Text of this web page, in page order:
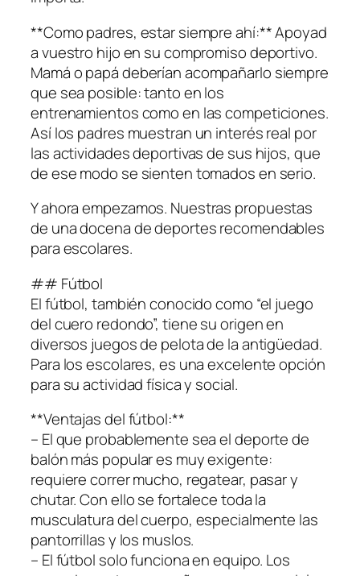
**Como padres, estar siempre ahí:** Apoyad
a vuestro hijo en su compromiso deportivo.
Mamá o papá deberían acompañarlo siempre
que sea posible: tanto en los
entrenamientos como en las competiciones.
Así los padres muestran un interés real por
las actividades deportivas de sus hijos, que
de ese modo se sienten tomados en serio.
Y ahora empezamos. Nuestras propuestas
de una docena de deportes recomendables
para escolares.
## Fútbol
El fútbol, también conocido como “el juego
del cuero redondo”, tiene su origen en
diversos juegos de pelota de la antigüedad.
Para los escolares, es una excelente opción
para su actividad física y social.
**Ventajas del fútbol:**
– El que probablemente sea el deporte de
balón más popular es muy exigente:
requiere correr mucho, regatear, pasar y
chutar. Con ello se fortalece toda la
musculatura del cuerpo, especialmente las
pantorrillas y los muslos.
– El fútbol solo funciona en equipo. Los